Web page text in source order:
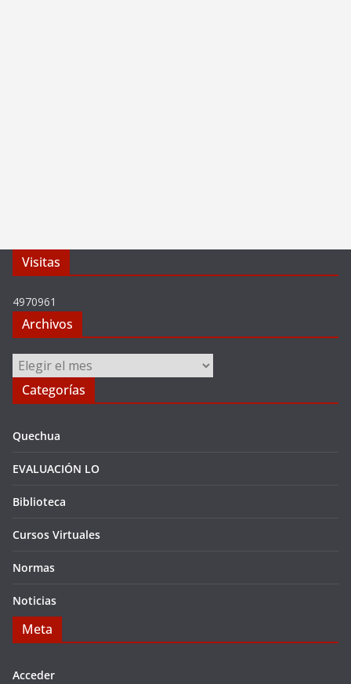
Visitas
4970961
Archivos
Archivos
Categorías
Quechua
EVALUACIÓN LO
Biblioteca
Cursos Virtuales
Normas
Noticias
Meta
Acceder